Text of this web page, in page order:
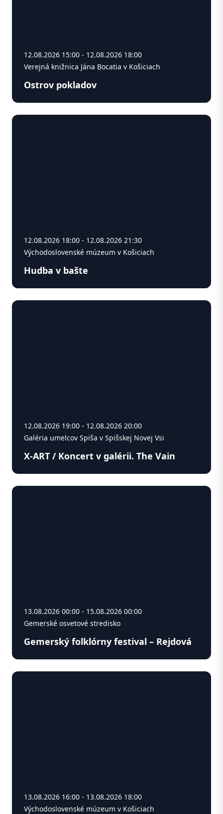
12.08.2026 15:00 - 12.08.2026 18:00
Verejná knižnica Jána Bocatia v Košiciach
Ostrov pokladov
12.08.2026 18:00 - 12.08.2026 21:30
Východoslovenské múzeum v Košiciach
Hudba v bašte
12.08.2026 19:00 - 12.08.2026 20:00
Galéria umelcov Spiša v Spišskej Novej Vsi
X-ART / Koncert v galérii. The Vain
13.08.2026 00:00 - 15.08.2026 00:00
Gemerské osvetové stredisko
Gemerský folklórny festival – Rejdová
13.08.2026 16:00 - 13.08.2026 18:00
Východoslovenské múzeum v Košiciach